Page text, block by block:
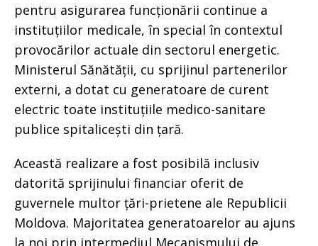
pentru asigurarea funcționării continue a
instituțiilor medicale, în special în contextul
provocărilor actuale din sectorul energetic.
Ministerul Sănătății, cu sprijinul partenerilor
externi, a dotat cu generatoare de curent
electric toate instituțiile medico-sanitare
publice spitalicești din țară.
Această realizare a fost posibilă inclusiv
datorită sprijinului financiar oferit de
guvernele multor țări-prietene ale Republicii
Moldova. Majoritatea generatoarelor au ajuns
la noi prin intermediul Mecanismului de